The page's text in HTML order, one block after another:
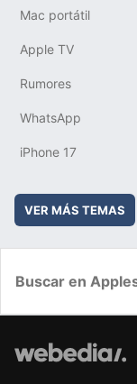
Mac portátil
Apple TV
Rumores
WhatsApp
iPhone 17
VER MÁS TEMAS